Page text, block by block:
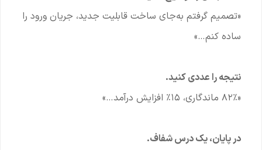
«تصمیم گرفتم به‌جای ساخت قابلیت جدید، جریان ورود را
ساده کنم…»
نتیجه را عددی کنید.
«۸۲٪ ماندگاری، ۱۵٪ افزایش درآمد…»
در پایان، یک درس شفاف.